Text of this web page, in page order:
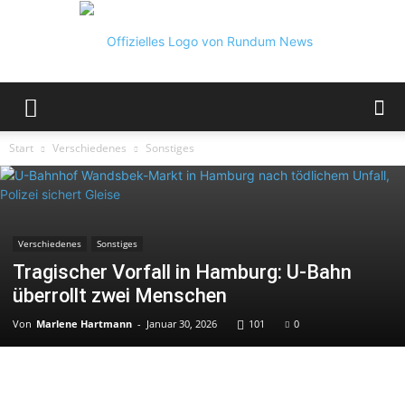
Start Verschiedenes Sonstiges
Verschiedenes Sonstiges
Tragischer Vorfall in Hamburg: U-Bahn
überrollt zwei Menschen
Von Marlene Hartmann - Januar 30, 2026 101 0